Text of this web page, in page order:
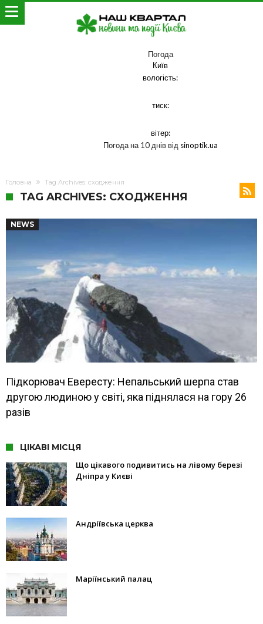
Погода
Київ
вологість:
тиск:
вітер:
Погода на 10 днів від sinoptik.ua
Головна Tag Archives: сходження
TAG ARCHIVES: СХОДЖЕННЯ
NEWS
Підкорювач Евересту: Непальський шерпа став
другою людиною у світі, яка піднялася на гору 26
разів
ЦІКАВІ МІСЦЯ
Що цікавого подивитись на лівому березі
Дніпра у Києві
Андріївська церква
Маріїнський палац